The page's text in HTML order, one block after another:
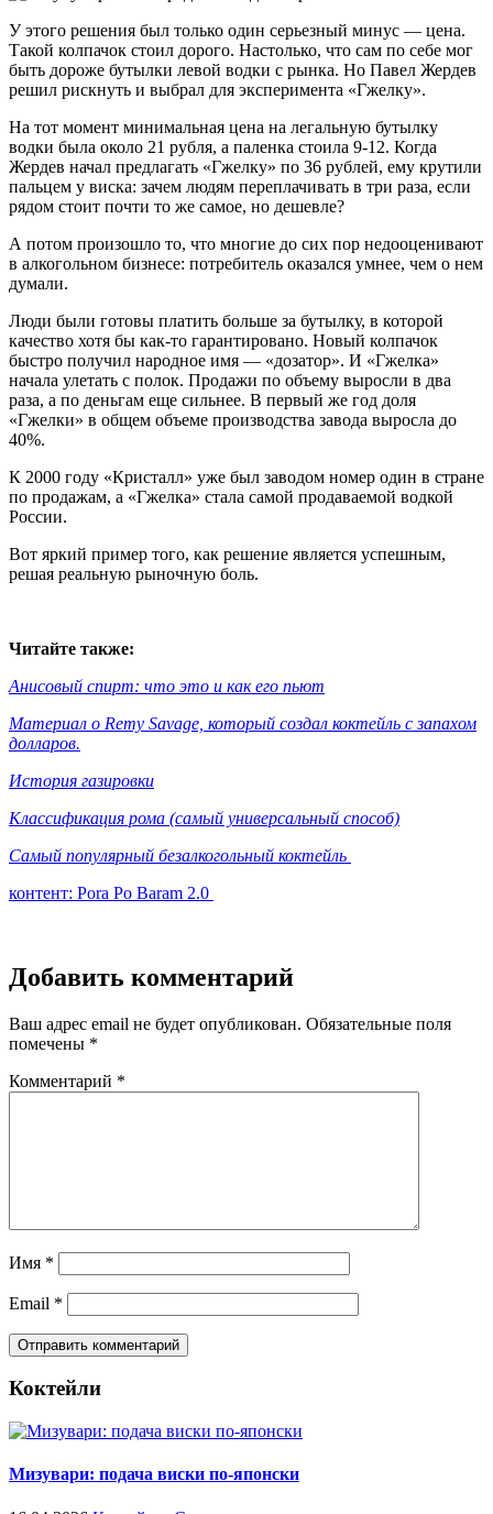
У этого решения был только один серьезный минус — цена.
Такой колпачок стоил дорого. Настолько, что сам по себе мог
быть дороже бутылки левой водки с рынка. Но Павел Жердев
решил рискнуть и выбрал для эксперимента «Гжелку».
На тот момент минимальная цена на легальную бутылку
водки была около 21 рубля, а паленка стоила 9-12. Когда
Жердев начал предлагать «Гжелку» по 36 рублей, ему крутили
пальцем у виска: зачем людям переплачивать в три раза, если
рядом стоит почти то же самое, но дешевле?
А потом произошло то, что многие до сих пор недооценивают
в алкогольном бизнесе: потребитель оказался умнее, чем о нем
думали.
Люди были готовы платить больше за бутылку, в которой
качество хотя бы как-то гарантировано. Новый колпачок
быстро получил народное имя — «дозатор». И «Гжелка»
начала улетать с полок. Продажи по объему выросли в два
раза, а по деньгам еще сильнее. В первый же год доля
«Гжелки» в общем объеме производства завода выросла до
40%.
К 2000 году «Кристалл» уже был заводом номер один в стране
по продажам, а «Гжелка» стала самой продаваемой водкой
России.
Вот яркий пример того, как решение является успешным,
решая реальную рыночную боль.
Читайте также:
Анисовый спирт: что это и как его пьют
Материал о Remy Savage, который создал коктейль с запахом
долларов.
История газировки
Классификация рома (самый универсальный способ)
Самый популярный безалкогольный коктейль
контент: Pora Po Baram 2.0
Добавить комментарий
Ваш адрес email не будет опубликован. Обязательные поля
помечены *
Комментарий *
Имя *
Email *
Коктейли
Мизувари: подача виски по-японски